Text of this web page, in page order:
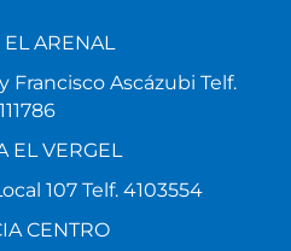
ARENAL
Francisco Ascázubi Telf.
EL VERGEL
107 Telf. 4103554
CENTRO